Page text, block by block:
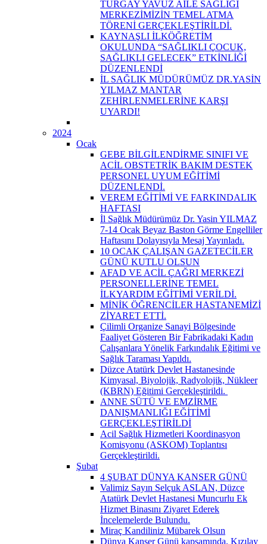
TURGAY YAVUZ AİLE SAĞLIĞI
MERKEZİMİZİN TEMEL ATMA
TÖRENİ GERÇEKLEŞTİRİLDİ.
KAYNAŞLI İLKÖĞRETİM
OKULUNDA “SAĞLIKLI ÇOCUK,
SAĞLIKLI GELECEK” ETKİNLİĞİ
DÜZENLENDİ
İL SAĞLIK MÜDÜRÜMÜZ DR.YASİN
YILMAZ MANTAR
ZEHİRLENMELERİNE KARŞI
UYARDI!
2024
Ocak
GEBE BİLGİLENDİRME SINIFI VE
ACİL OBSTETRİK BAKIM DESTEK
PERSONEL UYUM EĞİTİMİ
DÜZENLENDİ.
VEREM EĞİTİMİ VE FARKINDALIK
HAFTASI
İl Sağlık Müdürümüz Dr. Yasin YILMAZ
7-14 Ocak Beyaz Baston Görme Engelliler
Haftasını Dolayısıyla Mesaj Yayınladı.
10 OCAK ÇALIŞAN GAZETECİLER
GÜNÜ KUTLU OLSUN
AFAD VE ACİL ÇAĞRI MERKEZİ
PERSONELLERİNE TEMEL
İLKYARDIM EĞİTİMİ VERİLDİ.
MİNİK ÖĞRENCİLER HASTANEMİZİ
ZİYARET ETTİ.
Çilimli Organize Sanayi Bölgesinde
Faaliyet Gösteren Bir Fabrikadaki Kadın
Çalışanlara Yönelik Farkındalık Eğitimi ve
Sağlık Taraması Yapıldı.
Düzce Atatürk Devlet Hastanesinde
Kimyasal, Biyolojik, Radyolojik, Nükleer
(KBRN) Eğitimi Gerçekleştirildi. ​
ANNE SÜTÜ VE EMZİRME
DANIŞMANLIĞI EĞİTİMİ
GERÇEKLEŞTİRİLDİ
Acil Sağlık Hizmetleri Koordinasyon
Komisyonu (ASKOM) Toplantısı
Gerçekleştirildi.
Şubat
4 ŞUBAT DÜNYA KANSER GÜNÜ
Valimiz Sayın Selçuk ASLAN, Düzce
Atatürk Devlet Hastanesi Muncurlu Ek
Hizmet Binasını Ziyaret Ederek
İncelemelerde Bulundu.
Miraç Kandiliniz Mübarek Olsun
Dünya Kanser Günü kapsamında, Kızılay